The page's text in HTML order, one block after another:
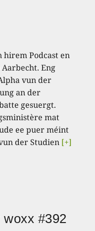
hirem Podcast en
Eng
vun der
an der
gesuergt.
mat
ee puer méint
der Studien [+]
#392